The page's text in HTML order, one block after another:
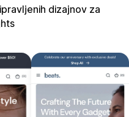
dizajnov za